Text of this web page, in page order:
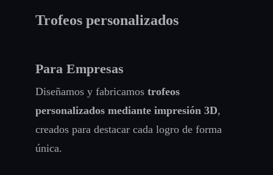
Trofeos personalizados
Para Empresas
Diseñamos y fabricamos trofeos
personalizados mediante impresión 3D,
creados para destacar cada logro de forma
única.